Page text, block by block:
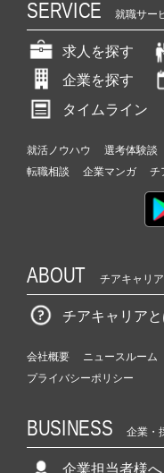
SERVICE 就職サー
求人を探す
企業を探す
タイムライン
就活ノウハウ 選考体験談
転職相談
企業マンガ チ
ABOUT チアキャリ
チアキャリアと
会社概要 ニュースルーム
プライバシーポリシー
BUSINESS 企業・
企業担当者様へ